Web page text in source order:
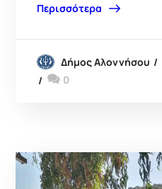
Περισσότερα
Δήμος Αλοννήσου
0